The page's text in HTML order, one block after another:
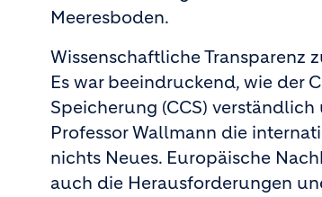
Meeresboden.
Wissenschaftliche Transparenz
Es war beeindruckend, wie der
Speicherung (CCS)
Professor Wallmann die
nichts Neues. Europäische
auch die Herausforderungen